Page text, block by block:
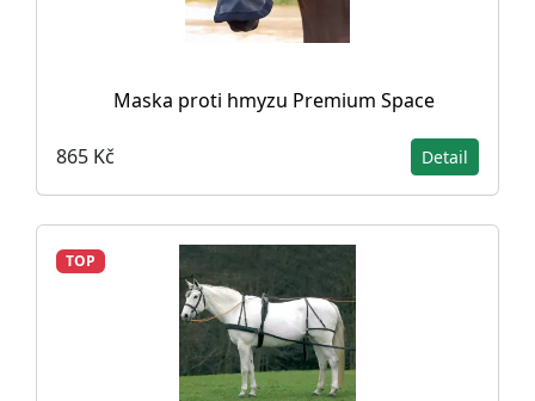
Maska proti hmyzu Premium Space
865 Kč Detail
TOP